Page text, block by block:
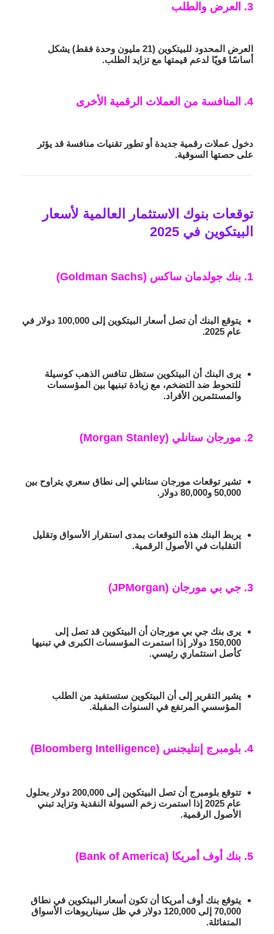
3. العرض والطلب
العرض المحدود للبيتكوين (21 مليون وحدة فقط) يشكل
أساسًا قويًا لدعم قيمتها مع تزايد الطلب.
4. المنافسة من العملات الرقمية الأخرى
دخول عملات رقمية جديدة أو تطور تقنيات منافسة قد يؤثر
على حصتها السوقية.
توقعات بنوك الاستثمار العالمية لأسعار
البيتكوين في 2025
1. بنك جولدمان ساكس (Goldman Sachs)
يتوقع البنك أن تصل أسعار البيتكوين إلى 100,000 دولار في
عام 2025.
يرى البنك أن البيتكوين ستظل تنافس الذهب كوسيلة
للتحوط ضد التضخم، مع زيادة تبنيها بين المؤسسات
والمستثمرين الأفراد.
2. مورجان ستانلي (Morgan Stanley)
تشير توقعات مورجان ستانلي إلى نطاق سعري يتراوح بين
50,000 و80,000 دولار.
يربط البنك هذه التوقعات بمدى استقرار الأسواق وتقليل
التقلبات في الأصول الرقمية.
3. جي بي مورجان (JPMorgan)
يرى بنك جي بي مورجان أن البيتكوين قد تصل إلى
150,000 دولار إذا استمرت المؤسسات الكبرى في تبنيها
كأصل استثماري رئيسي.
يشير التقرير إلى أن البيتكوين ستستفيد من الطلب
المؤسسي المرتفع في السنوات المقبلة.
4. بلومبرج إنتليجنس (Bloomberg Intelligence)
تتوقع بلومبرج أن تصل البيتكوين إلى 200,000 دولار بحلول
عام 2025 إذا استمرت زخم السيولة النقدية وتزايد تبني
الأصول الرقمية.
5. بنك أوف أمريكا (Bank of America)
يتوقع بنك أوف أمريكا أن تكون أسعار البيتكوين في نطاق
70,000 إلى 120,000 دولار في ظل سيناريوهات الأسواق
المتفائلة.